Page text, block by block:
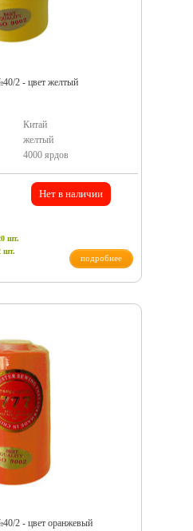
2 - цвет желтый
Китай
желтый
4000 ярдов
Нет в наличии
шт.
шт.
подробнее
2 - цвет оранжевый